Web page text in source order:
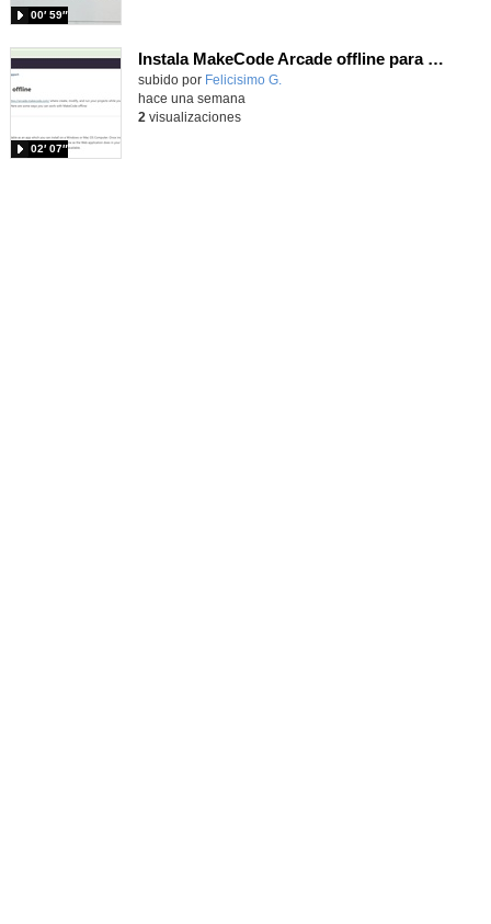
00′ 59″
Instala MakeCode Arcade offline para programar grandes juegos sin necesidad de Internet
Contenido educativo.
subido por Felicisimo G.
02′ 07″
hace una semana
2 visualizaciones